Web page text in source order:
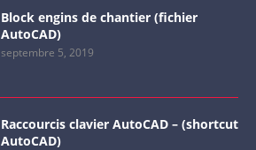
Block engins de chantier (fichier
AutoCAD)
septembre 5, 2019
Raccourcis clavier AutoCAD – (shortcut
AutoCAD)